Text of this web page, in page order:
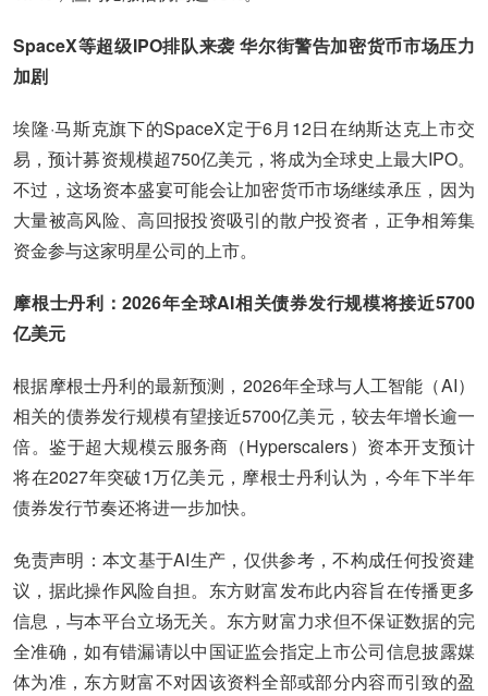
SpaceX等超级IPO排队来袭 华尔街警告加密货币市场压力
加剧
埃隆·马斯克旗下的SpaceX定于6月12日在纳斯达克上市交
易，预计募资规模超750亿美元，将成为全球史上最大IPO。
不过，这场资本盛宴可能会让加密货币市场继续承压，因为
大量被高风险、高回报投资吸引的散户投资者，正争相筹集
资金参与这家明星公司的上市。
摩根士丹利：2026年全球AI相关债券发行规模将接近5700
亿美元
根据摩根士丹利的最新预测，2026年全球与人工智能（AI）
相关的债券发行规模有望接近5700亿美元，较去年增长逾一
倍。鉴于超大规模云服务商（Hyperscalers）资本开支预计
将在2027年突破1万亿美元，摩根士丹利认为，今年下半年
债券发行节奏还将进一步加快。
免责声明：本文基于AI生产，仅供参考，不构成任何投资建
议，据此操作风险自担。东方财富发布此内容旨在传播更多
信息，与本平台立场无关。东方财富力求但不保证数据的完
全准确，如有错漏请以中国证监会指定上市公司信息披露媒
体为准，东方财富不对因该资料全部或部分内容而引致的盈